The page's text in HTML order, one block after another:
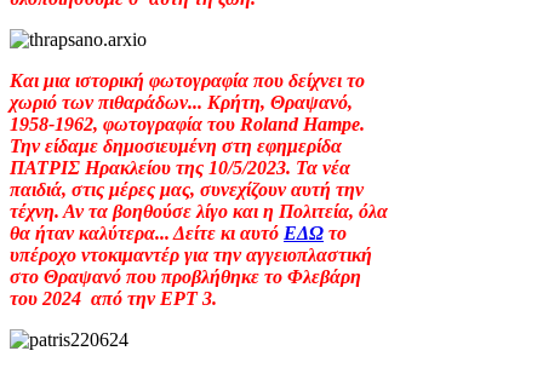
Και μια ιστορική φωτογραφία που δείχνει το
χωριό των πιθαράδων... Κρήτη, Θραψανό,
1958-1962, φωτογραφία του Roland Hampe.
Την είδαμε δημοσιευμένη στη εφημερίδα
ΠΑΤΡΙΣ Ηρακλείου της 10/5/2023. Τα νέα
παιδιά, στις μέρες μας, συνεχίζουν αυτή την
τέχνη. Αν τα βοηθούσε λίγο και η Πολιτεία, όλα
θα ήταν καλύτερα... Δείτε κι αυτό ΕΔΩ το
υπέροχο ντοκιμαντέρ για την αγγειοπλαστική
στο Θραψανό που προβλήθηκε το Φλεβάρη
του 2024 από την ΕΡΤ 3.